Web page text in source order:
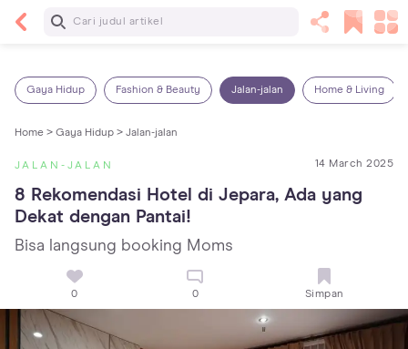
Baca Selanjutnya
Gaya Hidup Fashion & Beauty Jalan-jalan Home & Living
Home > Gaya Hidup > Jalan-jalan
JALAN-JALAN 14 March 2025
8 Rekomendasi Hotel di Jepara, Ada yang
Dekat dengan Pantai!
Bisa langsung booking Moms
0 0 Simpan